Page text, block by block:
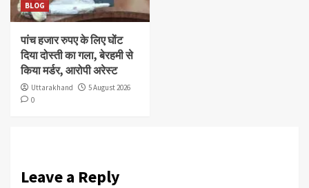
BLOG
पांच हजार रुपए के लिए घोंट
दिया दोस्ती का गला, बेरहमी से
किया मर्डर, आरोपी अरेस्ट
Uttarakhand
5 August 2026
0
Leave a Reply